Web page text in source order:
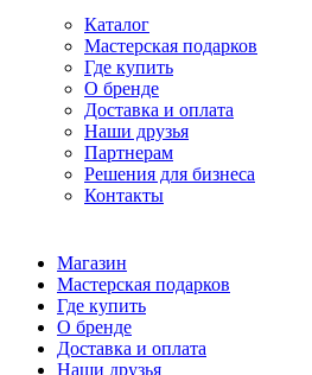
Каталог
Мастерская подарков
Где купить
О бренде
Доставка и оплата
Наши друзья
Партнерам
Решения для бизнеса
Контакты
Магазин
Мастерская подарков
Где купить
О бренде
Доставка и оплата
Наши друзья